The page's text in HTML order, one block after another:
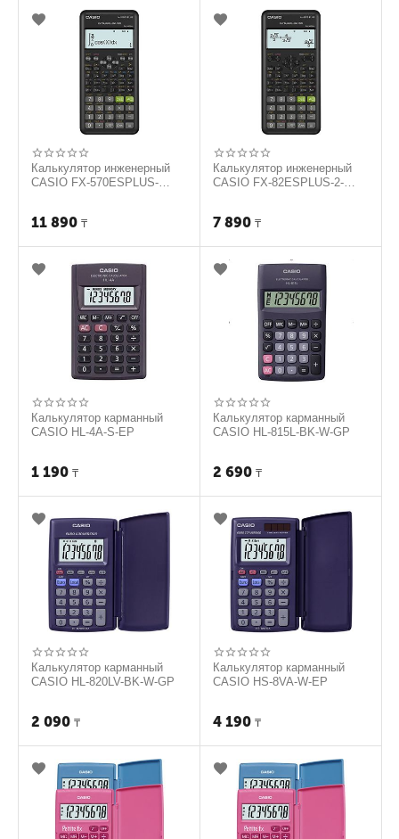
Калькулятор инженерный
CASIO FX-570ESPLUS-
11 890 ₸
Калькулятор инженерный
CASIO FX-82ESPLUS-2-
7 890 ₸
Калькулятор карманный
CASIO HL-4A-S-EP
1 190 ₸
Калькулятор карманный
CASIO HL-815L-BK-W-GP
2 690 ₸
Калькулятор карманный
CASIO HL-820LV-BK-W-GP
2 090 ₸
Калькулятор карманный
CASIO HS-8VA-W-EP
4 190 ₸